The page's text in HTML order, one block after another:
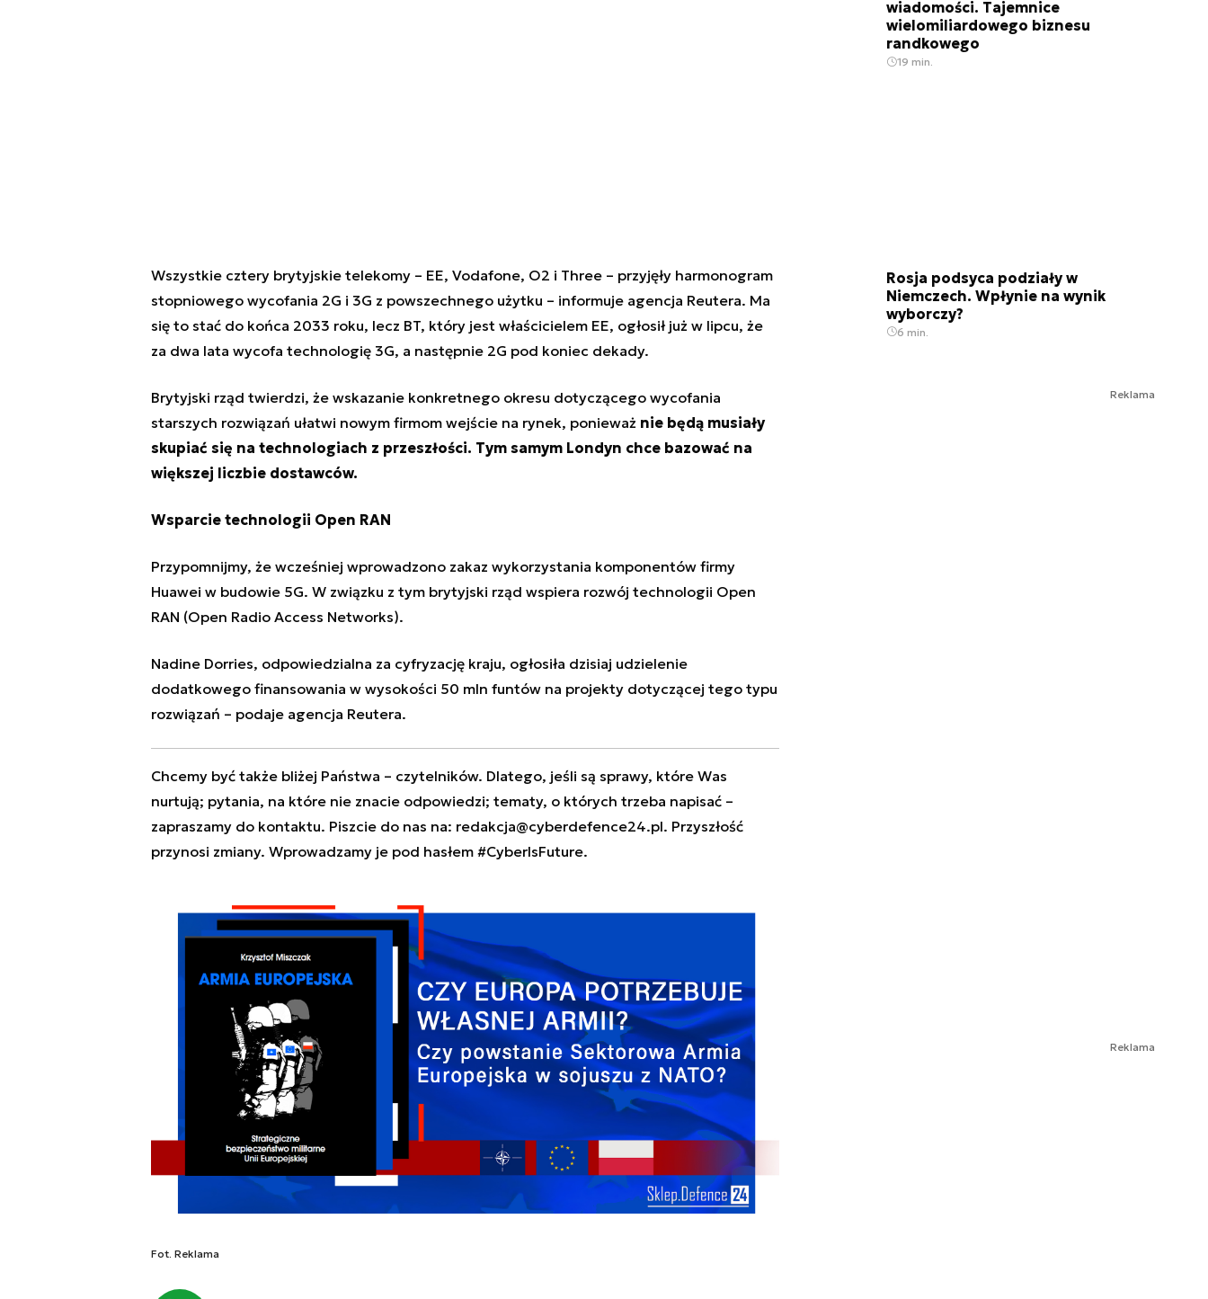
Wszystkie cztery brytyjskie telekomy– EE, Vodafone, O2 i Three – przyjęły harmonogram
stopniowego wycofania 2G i 3G z powszechnego użytku – informuje agencja Reutera. Ma
się to stać do końca 2033 roku, lecz BT, który jest właścicielem EE, ogłosił już w lipcu, że
za dwa lata wycofa technologię 3G, a następnie 2G pod koniec dekady.
Brytyjski rząd twierdzi, że wskazanie konkretnego okresu dotyczącego wycofania
starszych rozwiązań ułatwi nowym firmom wejście na rynek, ponieważ nie będą musiały
skupiać się na technologiach z przeszłości. Tym samym Londyn chce bazować na
większej liczbie dostawców.
Wsparcie technologii Open RAN
Przypomnijmy, że wcześniej wprowadzono zakaz wykorzystania komponentów firmy
Huawei w budowie 5G. W związku z tym brytyjski rząd wspiera rozwój technologii Open
RAN (Open Radio Access Networks).
Nadine Dorries, odpowiedzialna za cyfryzację kraju, ogłosiła dzisiaj udzielenie
dodatkowego finansowania w wysokości 50 mln funtów na projekty dotyczącej tego typu
rozwiązań – podaje agencja Reutera.
Chcemy być także bliżej Państwa – czytelników. Dlatego, jeśli są sprawy, które Was
nurtują; pytania, na które nie znacie odpowiedzi; tematy, o których trzeba napisać –
zapraszamy do kontaktu. Piszcie do nas na: redakcja@cyberdefence24.pl. Przyszłość
przynosi zmiany. Wprowadzamy je pod hasłem #CyberIsFuture.
Fot. Reklama
wiadomości. Tajemnice
wielomiliardowego biznesu
randkowego
19 min.
Rosja podsyca podziały w
Niemczech. Wpłynie na wynik
wyborczy?
6 min.
Reklama
Reklama